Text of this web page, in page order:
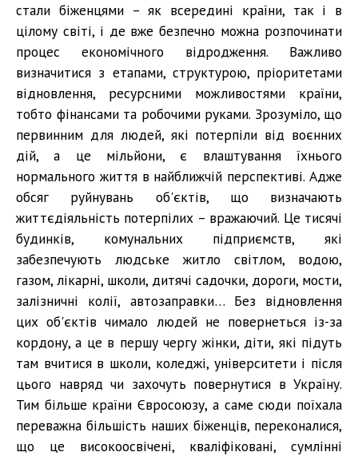
стали біженцями – як всередині країни, так і в
цілому світі, і де вже безпечно можна розпочинати
процес економічного відродження. Важливо
визначитися з етапами, структурою, пріоритетами
відновлення, ресурсними можливостями країни,
тобто фінансами та робочими руками. Зрозуміло, що
первинним для людей, які потерпіли від воєнних
дій, а це мільйони, є влаштування їхнього
нормального життя в найближчій перспективі. Адже
обсяг руйнувань об'єктів, що визначають
життєдіяльність потерпілих – вражаючий. Це тисячі
будинків, комунальних підприємств, які
забезпечують людське житло світлом, водою,
газом, лікарні, школи, дитячі садочки, дороги, мости,
залізничні колії, автозаправки… Без відновлення
цих об'єктів чимало людей не повернеться із-за
кордону, а це в першу чергу жінки, діти, які підуть
там вчитися в школи, коледжі, університети і після
цього навряд чи захочуть повернутися в Україну.
Тим більше країни Євросоюзу, а саме сюди поїхала
переважна більшість наших біженців, переконалися,
що це високоосвічені, кваліфіковані, сумлінні